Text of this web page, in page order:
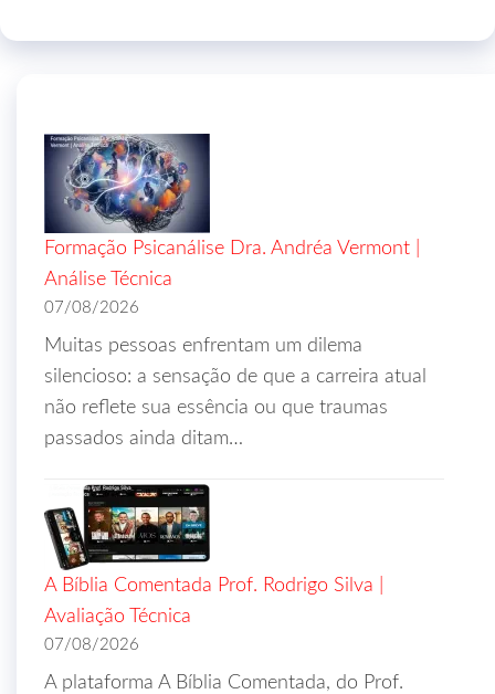
Formação Psicanálise Dra. Andréa Vermont |
Análise Técnica
07/08/2026
Muitas pessoas enfrentam um dilema
silencioso: a sensação de que a carreira atual
não reflete sua essência ou que traumas
passados ainda ditam…
A Bíblia Comentada Prof. Rodrigo Silva |
Avaliação Técnica
07/08/2026
A plataforma A Bíblia Comentada, do Prof.